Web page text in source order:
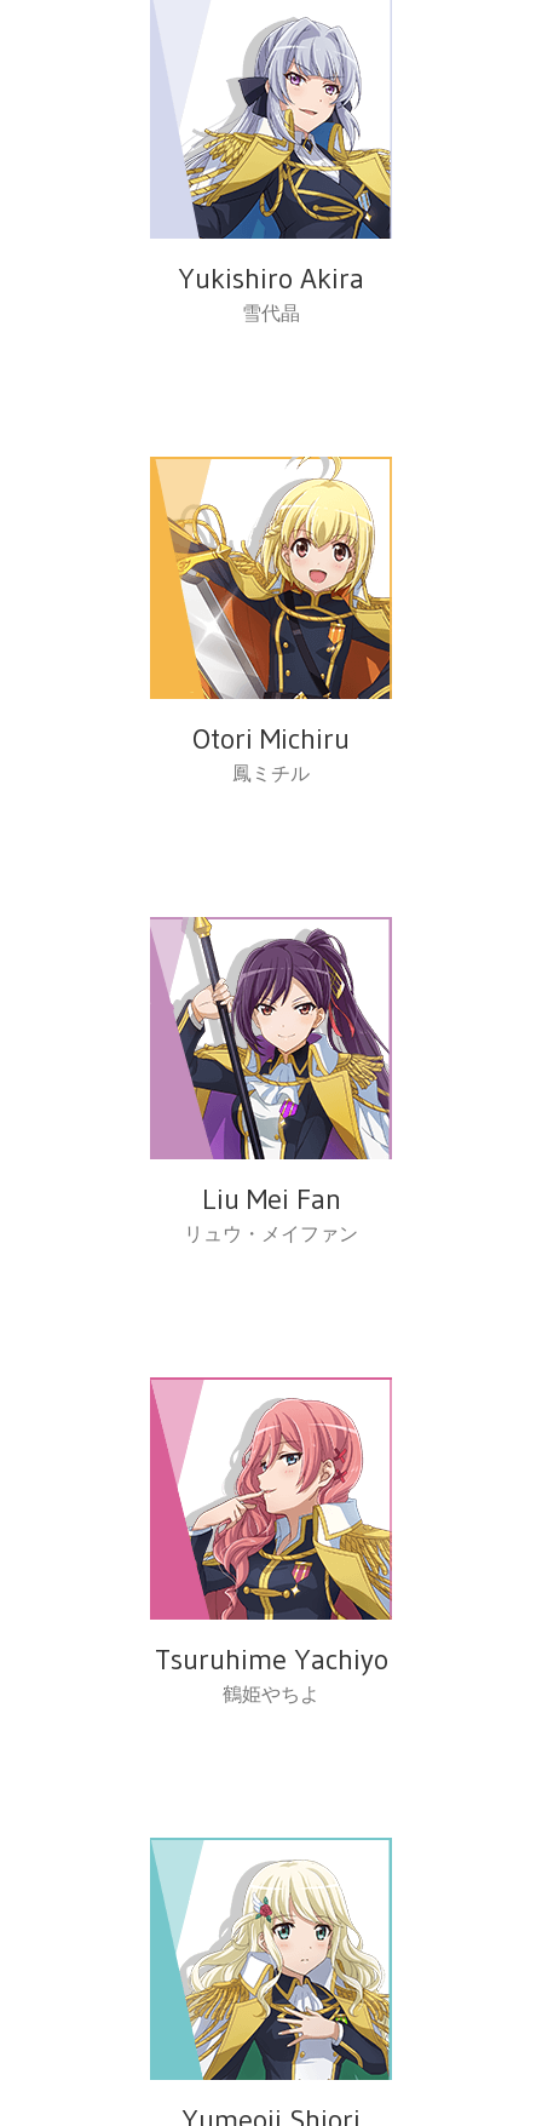
Yukishiro Akira
雪代晶
Otori Michiru
鳳ミチル
Liu Mei Fan
リュウ・メイファン
Tsuruhime Yachiyo
鶴姫やちよ